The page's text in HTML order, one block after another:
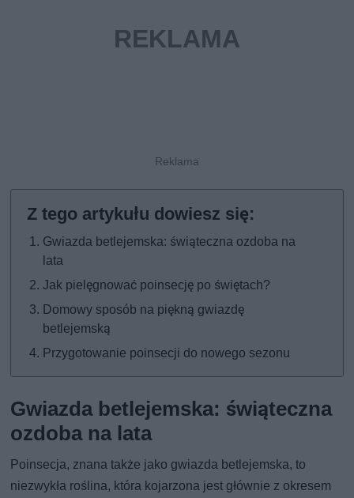
Gwiazda betlejemska: świąteczna ozdoba na
lata
Jak pielęgnować poinsecję po świętach?
Domowy sposób na piękną gwiazdę
betlejemską
Przygotowanie poinsecji do nowego sezonu
Gwiazda betlejemska: świąteczna
ozdoba na lata
Poinsecja, znana także jako gwiazda betlejemska, to
niezwykła roślina, która kojarzona jest głównie z okresem